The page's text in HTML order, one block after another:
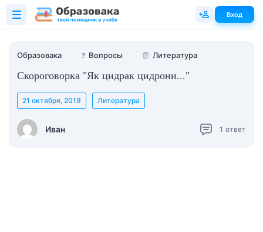
Образовака ❓ Вопросы 📗 Литература
Скороговорка "Як цидрак цидрони..."
Иван
21 октября, 2019 Литература
1 ответ
Вход